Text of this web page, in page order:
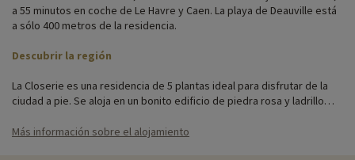
a 55 minutos en coche de Le Havre y Caen. La playa de Deauville está
a sólo 400 metros de la residencia.
Descubrir la región
La Closerie es una residencia de 5 plantas ideal para disfrutar de la
ciudad a pie. Se aloja en un bonito edificio de piedra rosa y ladrillo
están diseñados para una estancia familiar confortable.
Más información sobre el alojamiento